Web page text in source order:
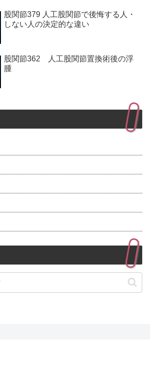
股関節379 人工股関節で後悔する人・
しない人の決定的な違い
股関節362 人工股関節置換術後の浮
腫